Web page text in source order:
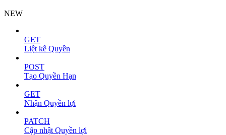
NEW
GET
Liệt kê Quyền
POST
Tạo Quyền Hạn
GET
Nhận Quyền lợi
PATCH
Cập nhật Quyền lợi